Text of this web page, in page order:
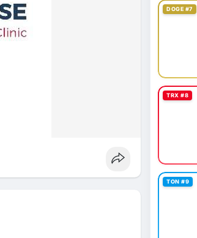
DOGE #7
TRX #8
TON #9